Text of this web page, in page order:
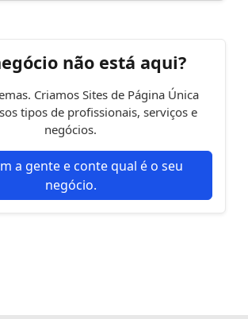
não está aqui?
Criamos Sites de Página Única
tipos de profissionais, serviços e
negócios.
a gente e conte qual é o seu
negócio.